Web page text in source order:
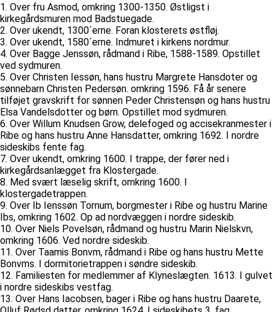
1. Over fru Asmod, omkring 1300-1350. Østligst i
kirkegårdsmuren mod Badstuegade.
2. Over ukendt, 1300´erne. Foran klosterets østfløj.
3. Over ukendt, 1580´erne. Indmuret i kirkens nordmur.
4. Over Bagge Jenssøn, rådmand i Ribe, 1588-1589. Opstillet
ved sydmuren.
5. Over Christen Iessøn, hans hustru Margrete Hansdoter og
sønnebarn Christen Pedersøn. omkring 1596. Få år senere
tilføjet gravskrift for sønnen Peder Christensøn og hans hustru
Elsa Vandelsdotter og børn. Opstillet mod sydmuren.
6. Over Willum Knudsen Grow, delefoged og accisekranmester i
Ribe og hans hustru Anne Hansdatter, omkring 1692. I nordre
sideskibs fente fag.
7. Over ukendt, omkring 1600. I trappe, der fører ned i
kirkegårdsanlægget fra Klostergade.
8. Med svært læselig skrift, omkring 1600. I
klostergadetrappen.
9. Over Ib Ienssøn Tornum, borgmester i Ribe og hustru Marine
Ibs, omkring 1602. Op ad nordvæggen i nordre sideskib.
10. Over Niels Povelsøn, rådmand og hustru Marin Nielskvn,
omkring 1606. Ved nordre sideskib.
11. Over Taamis Bonvm, rådmand i Ribe og hans hustru Mette
Bonvms. I dormitorietrappen i søndre sideskib.
12. Familiesten for medlemmer af Klyneslægten. 1613. I gulvet
i nordre sideskibs vestfag.
13. Over Hans Iacobsen, bager i Ribe og hans hustru Daarete,